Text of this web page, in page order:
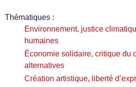
Thématiques :
Environnement, justice
humaines
Économie solidaire, critique du
alternatives
Création artistique, liberté